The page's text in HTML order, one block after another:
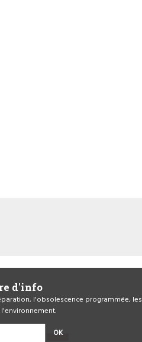
d'info
l'obsolescence programmée, les
OK